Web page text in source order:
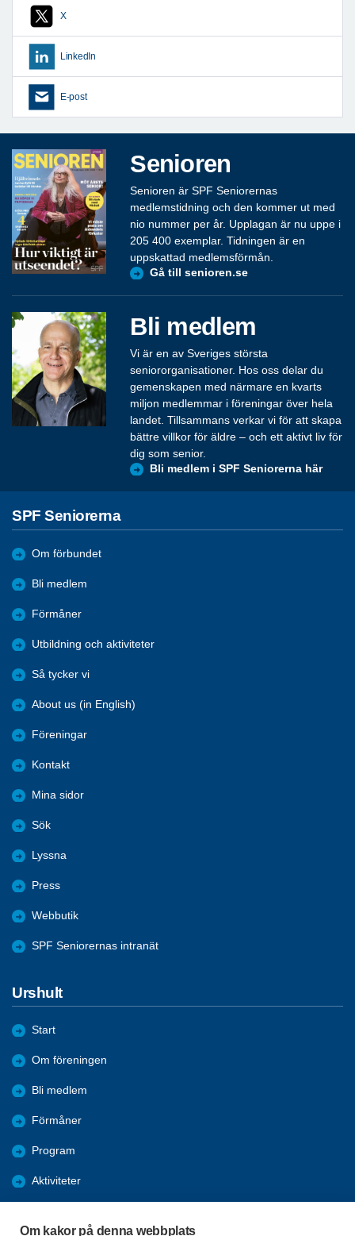
Om kakor på denna webbplats
X
LinkedIn
E-post
Senioren
Senioren är SPF Seniorernas
medlemstidning och den kommer ut med
nio nummer per år. Upplagan är nu uppe i
205 400 exemplar. Tidningen är en
uppskattad medlemsförmån.
Gå till senioren.se
Bli medlem
Vi är en av Sveriges största
seniororganisationer. Hos oss delar du
gemenskapen med närmare en kvarts
miljon medlemmar i föreningar över hela
landet. Tillsammans verkar vi för att skapa
bättre villkor för äldre – och ett aktivt liv för
dig som senior.
Bli medlem i SPF Seniorerna här
SPF Seniorerna
Om förbundet
Bli medlem
Förmåner
Utbildning och aktiviteter
Så tycker vi
About us (in English)
Föreningar
Kontakt
Mina sidor
Sök
Lyssna
Press
Webbutik
SPF Seniorernas intranät
Urshult
Start
Om föreningen
Bli medlem
Förmåner
Program
Aktiviteter